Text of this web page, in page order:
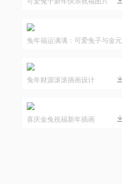
兔年福运满满：可爱兔子与金元
兔年财源滚滚插画设计
喜庆金兔祝福新年插画